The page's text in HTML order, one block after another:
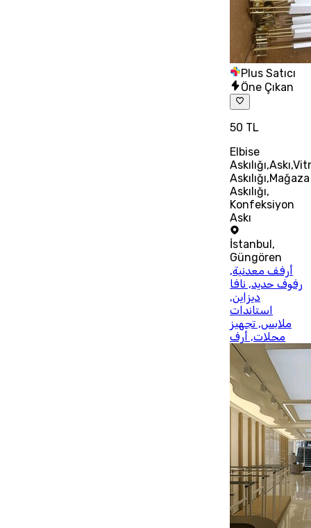
Plus Satıcı
Öne Çıkan
50 TL
Elbise
Askılığı,Mağaza
Askılığı,
Konfeksiyon
Askı
İstanbul,
Güngören
أرفف معدنية,
رفوف حديد, نافا
ديزاين,
استاندات
ملابس, تجهيز
محلات, أرف